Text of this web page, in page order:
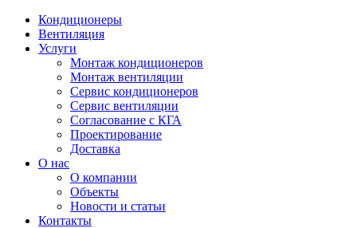
Кондиционеры
Вентиляция
Услуги
Монтаж кондиционеров
Монтаж вентиляции
Сервис кондиционеров
Сервис вентиляции
Согласование с КГА
Проектирование
Доставка
О нас
О компании
Объекты
Новости и статьи
Контакты